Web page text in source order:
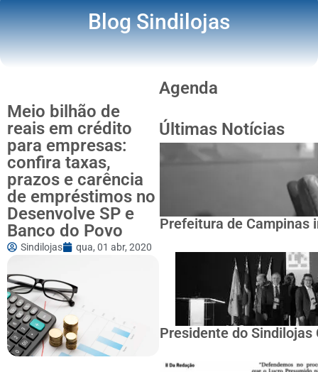
Blog Sindilojas
Meio bilhão de
reais em crédito
para empresas:
confira taxas,
prazos e carência
de empréstimos no
Desenvolve SP e
Banco do Povo
Sindilojas qua, 01 abr, 2020
Agenda
Últimas Notícias
Prefeitura de Campinas
Presidente do Sindilojas